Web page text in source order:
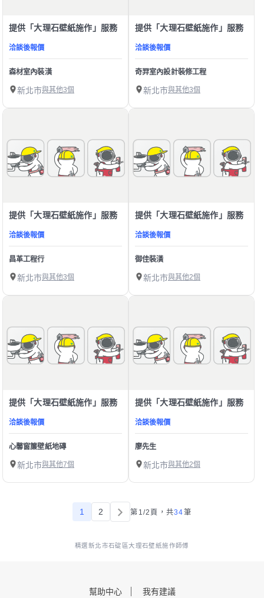
提供「大理石壁紙施作」服務
洽談後報價
森材室內裝潢
新北市與其他3個
提供「大理石壁紙施作」服務
洽談後報價
奇羿室內設計裝修工程
新北市與其他3個
提供「大理石壁紙施作」服務
洽談後報價
昌革工程行
新北市與其他3個
提供「大理石壁紙施作」服務
洽談後報價
御佳裝潢
新北市與其他2個
提供「大理石壁紙施作」服務
洽談後報價
心馨窗簾壁紙地磚
新北市與其他7個
提供「大理石壁紙施作」服務
洽談後報價
廖先生
新北市與其他2個
1 2 第1/2頁， 共34筆
精選新北市石碇區大理石壁紙施作師傅
幫助中心 我有建議